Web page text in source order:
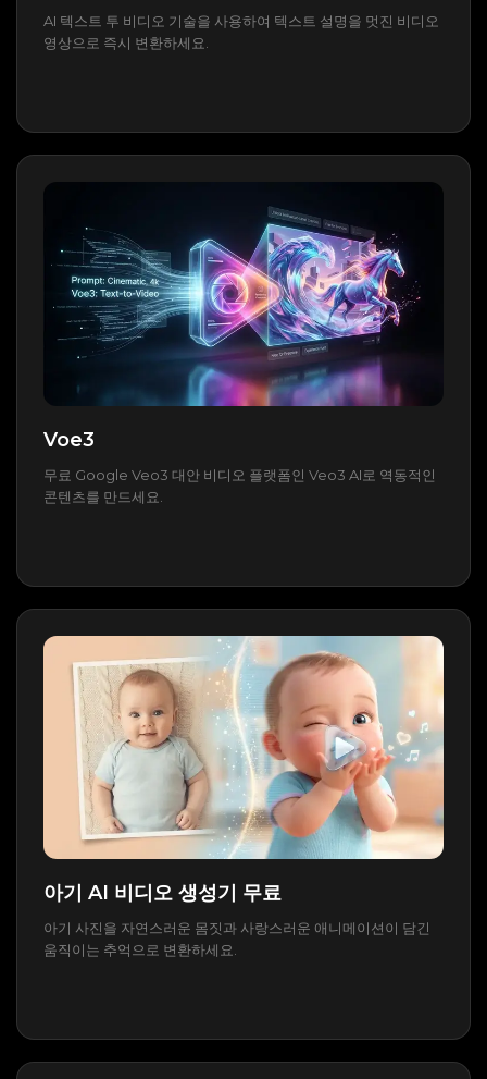
AI 텍스트 투 비디오 기술을 사용하여 텍스트 설명을 멋진 비디오
영상으로 즉시 변환하세요.
Voe3
무료 Google Veo3 대안 비디오 플랫폼인 Veo3 AI로 역동적인
콘텐츠를 만드세요.
아기 AI 비디오 생성기 무료
아기 사진을 자연스러운 몸짓과 사랑스러운 애니메이션이 담긴
움직이는 추억으로 변환하세요.